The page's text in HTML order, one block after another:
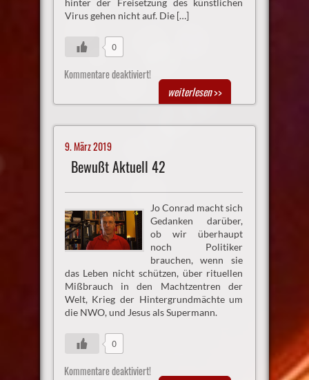
Virus gehen nicht auf. Die […]
0
Kommentare deaktiviert!
weiterlesen>>
9. März 2019
Bewußt Aktuell 42
Jo Conrad macht sich
Gedanken darüber,
ob wir überhaupt
noch Politiker
brauchen, wenn sie
das Leben nicht schützen, über rituellen
Mißbrauch in den Machtzentren der
Welt, Krieg der Hintergrundmächte um
die NWO, und Jesus als Supermann.
0
Kommentare deaktiviert!